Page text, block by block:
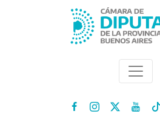
 